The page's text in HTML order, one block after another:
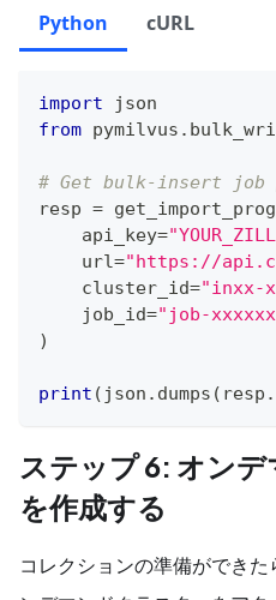
Python cURL
import json
from pymilvus .
# Get bulk-insert job
resp =
    api_key
=
    url
="https://
    cluster_id
="inxx-
    job_id
="job-
)
print ( json . dumps ( resp .
ステップ 6: オン
を作成する
コレクションの準備ができ